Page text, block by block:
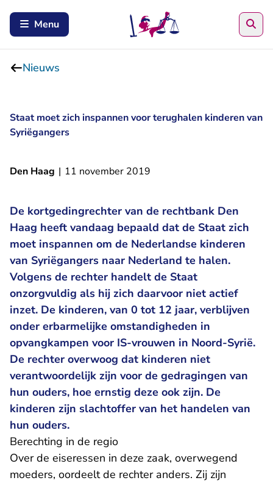
Menu
Nieuws
Staat moet zich inspannen voor terughalen kinderen van
Syriëgangers
Den Haag | 11 november 2019
De kortgedingrechter van de rechtbank Den
Haag heeft vandaag bepaald dat de Staat zich
moet inspannen om de Nederlandse kinderen
van Syriëgangers naar Nederland te halen.
Volgens de rechter handelt de Staat
onzorgvuldig als hij zich daarvoor niet actief
inzet. De kinderen, van 0 tot 12 jaar, verblijven
onder erbarmelijke omstandigheden in
opvangkampen voor IS-vrouwen in Noord-Syrië.
De rechter overwoog dat kinderen niet
verantwoordelijk zijn voor de gedragingen van
hun ouders, hoe ernstig deze ook zijn. De
kinderen zijn slachtoffer van het handelen van
hun ouders.
Berechting in de regio
Over de eiseressen in deze zaak, overwegend
moeders, oordeelt de rechter anders. Zij zijn